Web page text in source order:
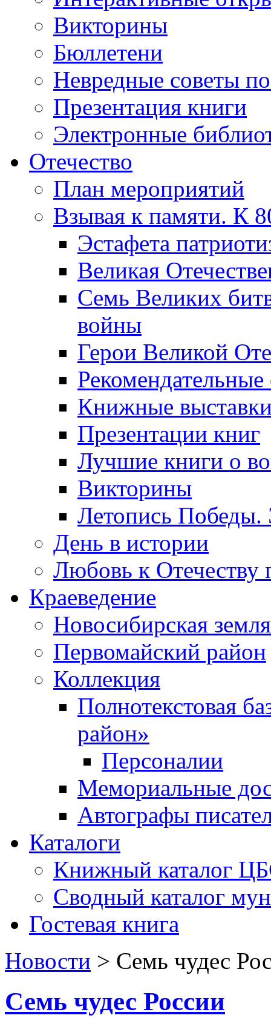
Викторины
Бюллетени
Невредные советы
Презентация книги
Электронные
Отечество
План мероприятий
Взывая к памяти. К
Эcтафета
Великая
Семь Великих
войны
Герои Великой
Рекомендательные
Книжные
Презентации книг
Лучшие книги о
Викторины
Летопись Победы.
День в истории
Любовь к Отечеству
Краеведение
Новосибирская земля
Первомайский район
Коллекция
Полнотекстовая
район»
Персоналии
Мемориальные
Автографы
Каталоги
Книжный каталог
Сводный каталог
Гостевая книга
Новости > Семь чудес
Семь чудес России